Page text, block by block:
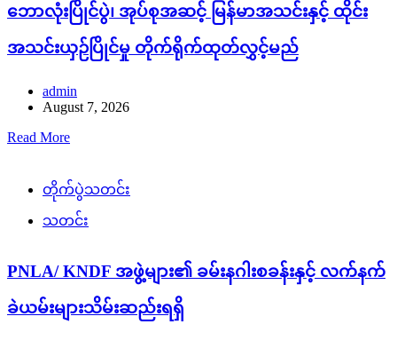
ဘောလုံးပြိုင်ပွဲ၊ အုပ်စုအဆင့် မြန်မာအသင်းနှင့် ထိုင်း
အသင်းယှဉ်ပြိုင်မှု တိုက်ရိုက်ထုတ်လွှင့်မည်
admin
August 7, 2026
Read More
တိုက်ပွဲသတင်း
သတင်း
PNLA/ KNDF အဖွဲ့များ၏ ခမ်းနဂါးစခန်းနှင့် လက်နက်
ခဲယမ်းများသိမ်းဆည်းရရှိ